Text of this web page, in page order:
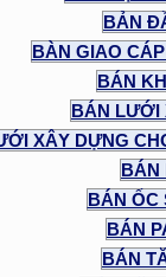
BẢN
BÀN GIAO
BÁN
BÁN LƯỚI
XÂY DỰNG
BÁN
BÁN ỐC
BÁN
BÁN